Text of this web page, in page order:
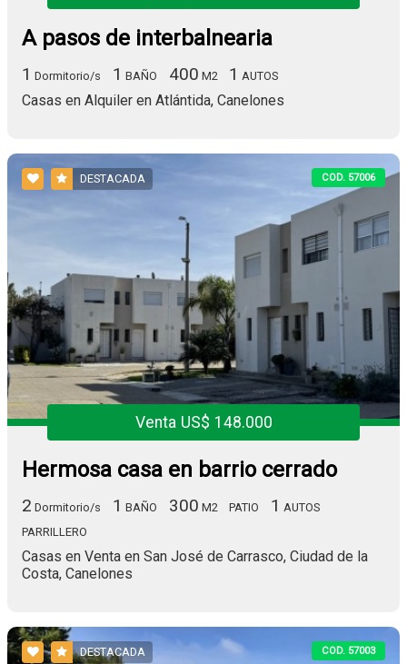
A pasos de interbalnearia
1 Dormitorio/s 1 BAÑO 400 M2 1 AUTOS
Casas en Alquiler en Atlántida, Canelones
DESTACADA COD. 57006
Venta US$ 148.000
Hermosa casa en barrio cerrado
2 Dormitorio/s 1 BAÑO 300 M2 PATIO 1 AUTOS
PARRILLERO
Casas en Venta en San José de Carrasco, Ciudad de la
Costa, Canelones
DESTACADA COD. 57003